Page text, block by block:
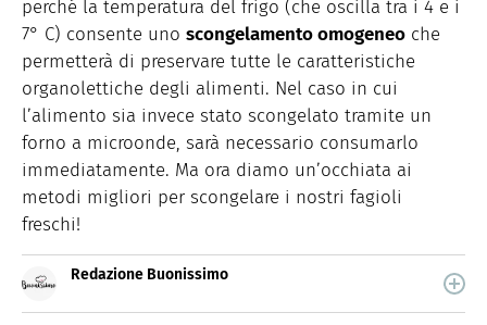
perché la temperatura del frigo (che oscilla tra i 4 e i
7° C) consente uno scongelamento omogeneo che
permetterà di preservare tutte le caratteristiche
organolettiche degli alimenti. Nel caso in cui
l’alimento sia invece stato scongelato tramite un
forno a microonde, sarà necessario consumarlo
immediatamente. Ma ora diamo un’occhiata ai
metodi migliori per scongelare i nostri fagioli
freschi!
Redazione Buonissimo
quale trovi idee veloci, facili e spiegate passo passo.